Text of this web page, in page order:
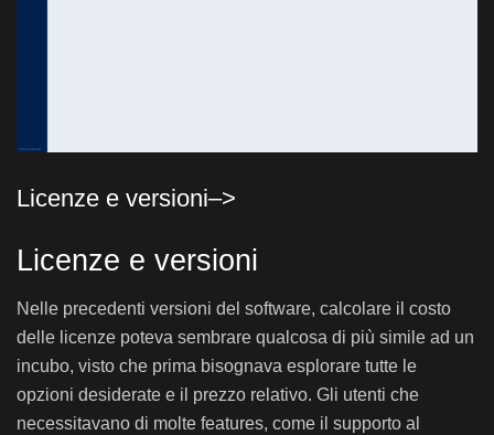
Licenze e versioni–>
Licenze e versioni
Nelle precedenti versioni del software, calcolare il costo
delle licenze poteva sembrare qualcosa di più simile ad un
incubo, visto che prima bisognava esplorare tutte le
opzioni desiderate e il prezzo relativo. Gli utenti che
necessitavano di molte features, come il supporto al